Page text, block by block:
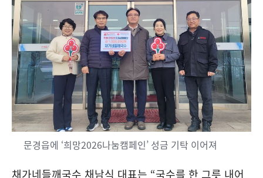
문경읍에 ‘희망2026나눔캠페인’ 성금 기탁 이어져
채가네들깨국수 채남식 대표는 “국수를 한 그릇 내어